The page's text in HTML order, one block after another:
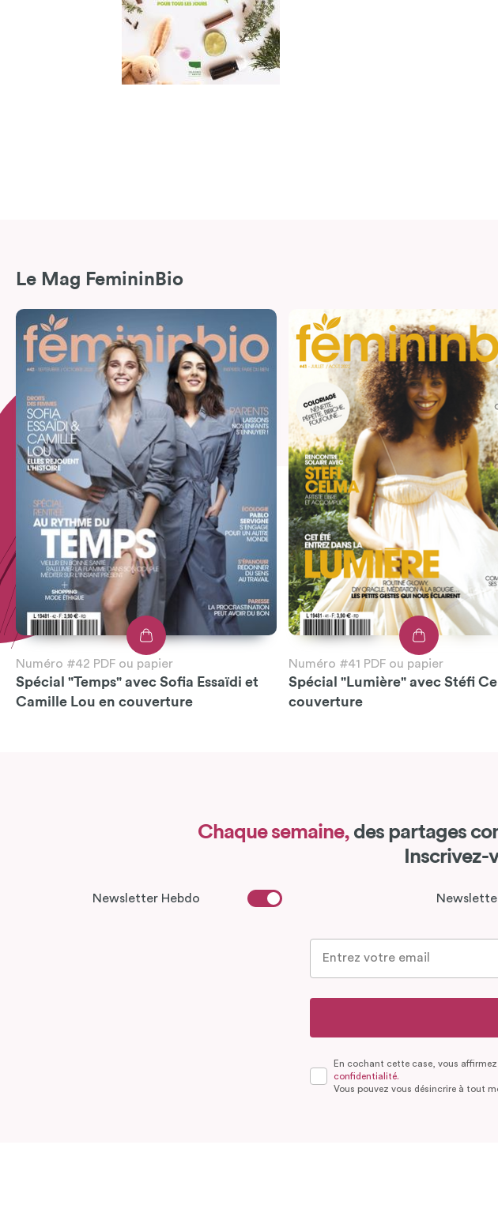
Le Mag FemininBio
Numéro #42 PDF ou papier
Spécial "Temps" avec Sofia Essaïdi et
Camille Lou en couverture
Numéro #41 PDF ou papier
Spécial "Lumière" avec Stéfi
couverture
Chaque semaine,des partages
Inscrivez-
Newsletter Hebdo
En cochant cette case, vous
confidentialité.
Vous pouvez vous désincrire à tout